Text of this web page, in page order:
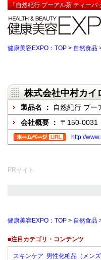
「自然紀行 プーアル茶 ティーバ
健康美容EXPO：TOP > 自然食品
株式会社中村カイ
製品名 ：
自然紀行 プー
会社概要 ： 〒150-
http://
PRサイト
健康美容EXPO：TOP > 自然食品
■注目カテゴリ・コンテンツ
スキンケア 男性化粧品（メンズ